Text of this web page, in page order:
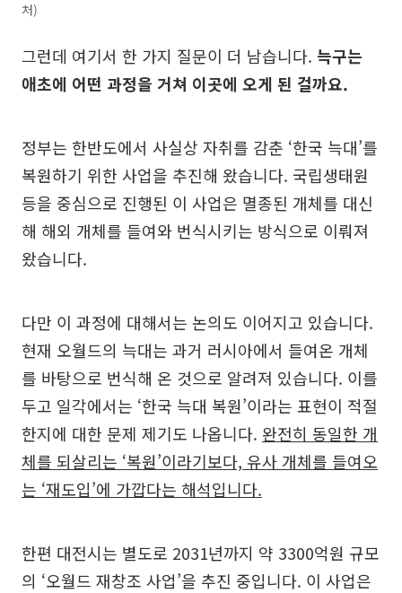
처)
그런데 여기서 한 가지 질문이 더 남습니다. 늑구는
애초에 어떤 과정을 거쳐 이곳에 오게 된 걸까요.
정부는 한반도에서 사실상 자취를 감춘 ‘한국 늑대’를
복원하기 위한 사업을 추진해 왔습니다. 국립생태원
등을 중심으로 진행된 이 사업은 멸종된 개체를 대신
해 해외 개체를 들여와 번식시키는 방식으로 이뤄져
왔습니다.
다만 이 과정에 대해서는 논의도 이어지고 있습니다.
현재 오월드의 늑대는 과거 러시아에서 들여온 개체
를 바탕으로 번식해 온 것으로 알려져 있습니다. 이를
두고 일각에서는 ‘한국 늑대 복원’이라는 표현이 적절
한지에 대한 문제 제기도 나옵니다. 완전히 동일한 개
체를 되살리는 ‘복원’이라기보다, 유사 개체를 들여오
는 ‘재도입’에 가깝다는 해석입니다.
한편 대전시는 별도로 2031년까지 약 3300억원 규모
의 ‘오월드 재창조 사업’을 추진 중입니다. 이 사업은